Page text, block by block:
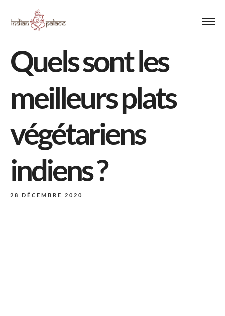
Quels sont les
meilleurs plats
végétariens
indiens ?
28 DÉCEMBRE 2020